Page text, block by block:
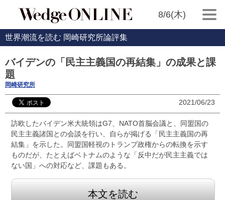
8/6(木)
世界潮流を読む 岡崎研究所論評集
バイデンの「民主主義国の再結集」の成果と課
題
岡崎研究所
2021/06/23
訪欧したバイデン米大統領はG7、NATO首脳会議と、同盟国の
民主主義諸国との会談を行い、自らが掲げる「民主主義国の再
結集」を示した。同盟国軽視のトランプ政権からの転換を示す
ものだが、たとえばベトナムのような「反中だが民主主義では
ない国」への対応など、課題もある。
本文を読む